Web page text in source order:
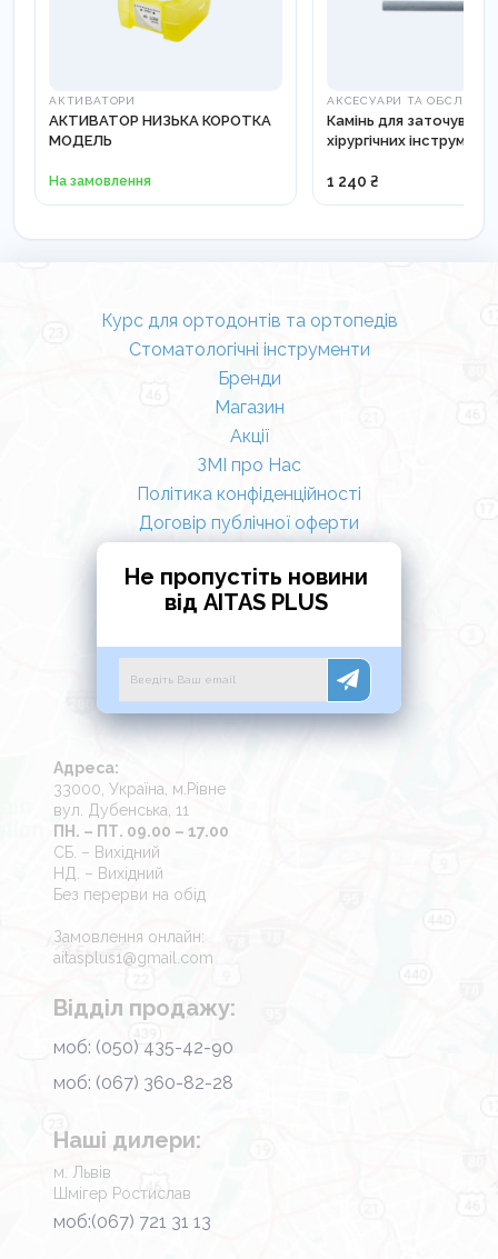
АКТИВАТОРИ
АКТИВАТОР НИЗЬКА КОРОТКА
МОДЕЛЬ
На замовлення
АКСЕСУАРИ ТА
Камінь для
хірургічних
1 240 ₴
Курс для ортодонтів та ортопедів
Стоматологічні інструменти
Бренди
Магазин
Акції
ЗМІ про Нас
Політика конфіденційності
Договір публічної оферти
Не пропустіть новини
від AITAS PLUS
Адреса:
33000, Україна, м.Рівне
вул. Дубенська, 11
ПН. – ПТ. 09.00 – 17.00
СБ. – Вихідний
НД. – Вихідний
Без перерви на обід
Замовлення онлайн:
aitasplus1@gmail.com
Відділ продажу:
моб: (050) 435-42-90
моб: (067) 360-82-28
Наші дилери:
м. Львів
Шмігер Ростислав
моб:(067) 721 31 13